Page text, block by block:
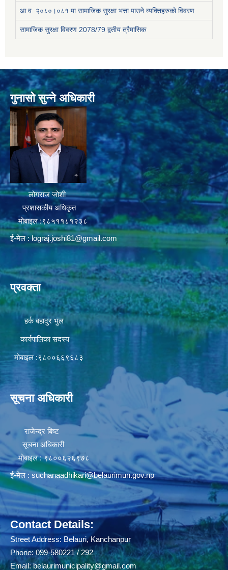
आ.व. २०८०।०८१ मा सामाजिक सुरक्षा भत्ता पाउने व्यक्तिहरुको विवरण
सामाजिक सुरक्षा विवरण 2078/79 द्वतीय त्रैमासिक
गुनासो सुन्ने अधिकारी
लोगराज जोशी
प्रशासकीय अधिकृत
मोबाइल :९८५११८१२३८
ई-मेल :lograj.joshi81@gmail.com
प्रवक्ता
हर्क बहादुर भुल
कार्यपालिका सदस्य
मोबाइल :९८००६६९६८३
सूचना अधिकारी
राजेन्द्र बिष्ट
सूचना अधिकारी
मोबाइल : ९८००६२६९७८
ई-मेल : suchanaadhikari@belaurimun.gov.np
Contact Details:
Street Address: Belauri, Kanchanpur
Phone: 099-580221 / 292
Email:belaurimunicipality@gmail.com